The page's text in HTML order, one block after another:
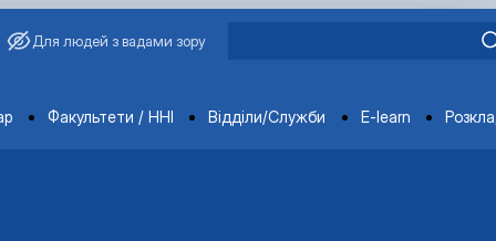
Для людей з вадами зору
Факультети / ННІ Відділи/Служби E-learn